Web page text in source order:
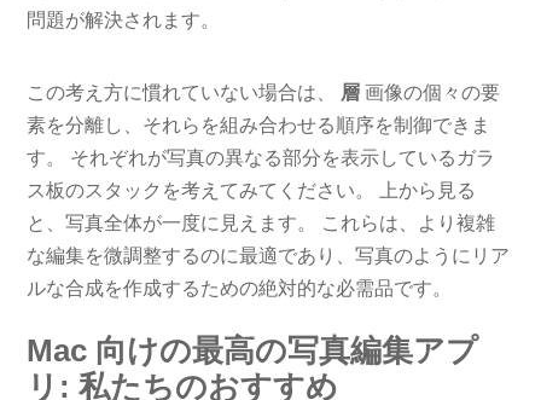
問題が解決されます。
この考え方に慣れていない場合は、 層 画像の個々の要
素を分離し、それらを組み合わせる順序を制御できま
す。 それぞれが写真の異なる部分を表示しているガラ
ス板のスタックを考えてみてください。 上から見る
と、写真全体が一度に見えます。 これらは、より複雑
な編集を微調整するのに最適であり、写真のようにリア
ルな合成を作成するための絶対的な必需品です。
Mac 向けの最高の写真編集アプ
リ: 私たちのおすすめ